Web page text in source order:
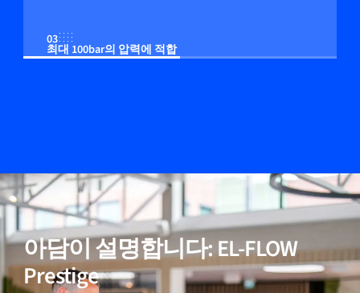
03
최대 100bar의 압력에 적합
05
비활성(반응성) 가스에 적합
06
정확한 온도 보정
아담이 설명합니다: EL-FLOW
Prestige